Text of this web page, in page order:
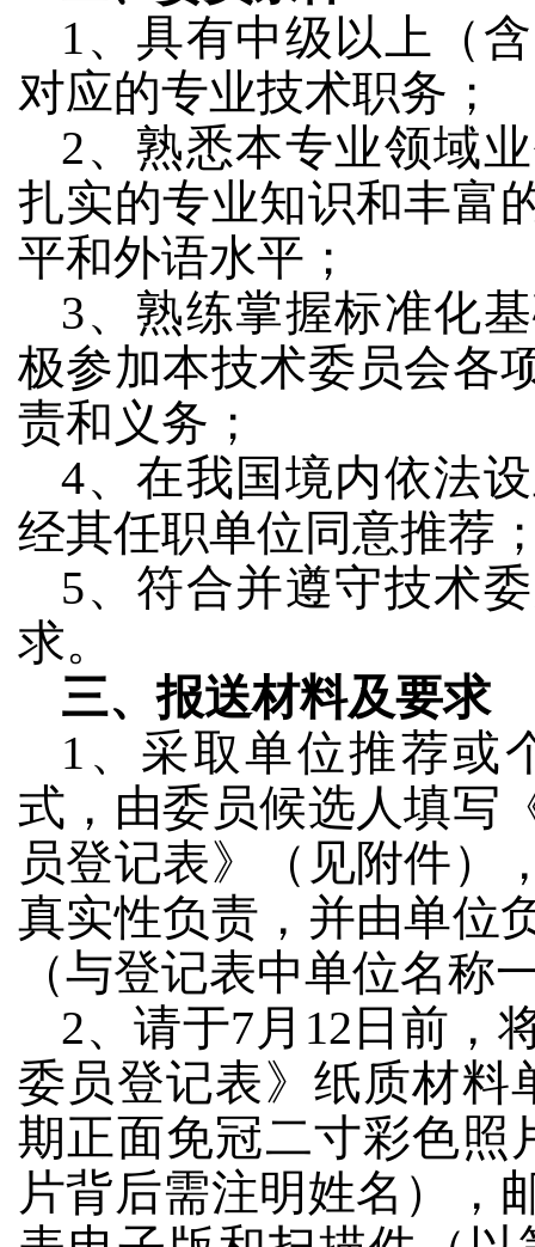
1、具有中级以上（
对应的专业技术职务；
2、熟悉本专业领域
扎实的专业知识和丰富
平和外语水平；
3、熟练掌握标准化
极参加本技术委员会各
责和义务；
4、在我国境内依法
经其任职单位同意推荐
5、符合并遵守技术
求。
三、报送材料及要求
1、采取单位推荐或
式，由委员候选人填写
员登记表》（见附件）
真实性负责，并由单位
（与登记表中单位名称
2、请于7月12日前，
委员登记表》纸质材料
期正面免冠二寸彩色照
片背后需注明姓名），